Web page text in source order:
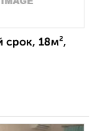
срок, 18м²,